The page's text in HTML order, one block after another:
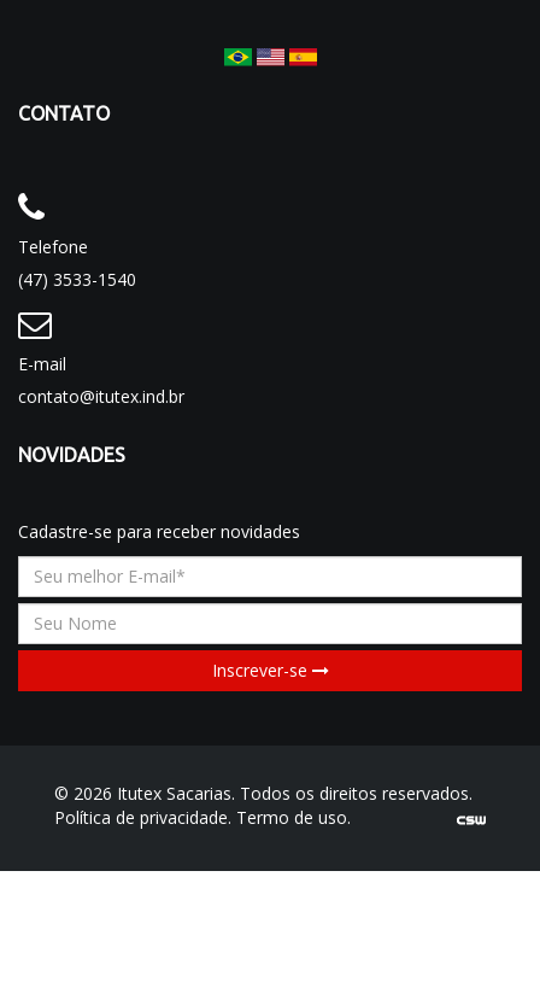
CONTATO
Telefone
(47) 3533-1540
E-mail
contato@itutex.ind.br
NOVIDADES
Cadastre-se para receber novidades
Inscrever-se
© 2026 Itutex Sacarias. Todos os direitos reservados.
Política de privacidade. Termo de uso.